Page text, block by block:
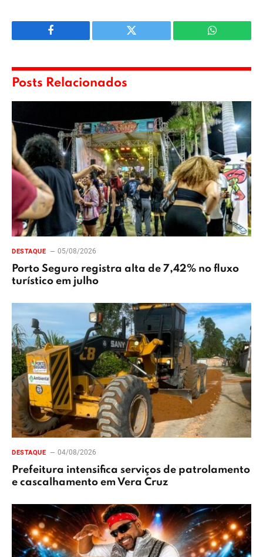
Facebook Twitter WhatsApp
Posts Relacionados
DESTAQUE 05/08/2026
Porto Seguro registra alta de 7,42% no fluxo
turístico em julho
DESTAQUE 04/08/2026
Prefeitura intensifica serviços de patrolamento
e cascalhamento em Vera Cruz